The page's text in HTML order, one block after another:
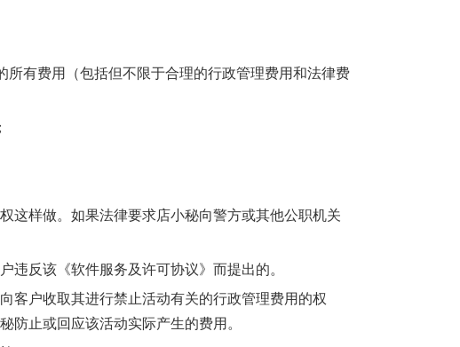
有费用（包括但不限于合理的行政管理费用和法律费
这样做。如果法律要求店小秘向警方或其他公职机关
反该《软件服务及许可协议》而提出的。
客户收取其进行禁止活动有关的行政管理费用的权
止或回应该活动实际产生的费用。